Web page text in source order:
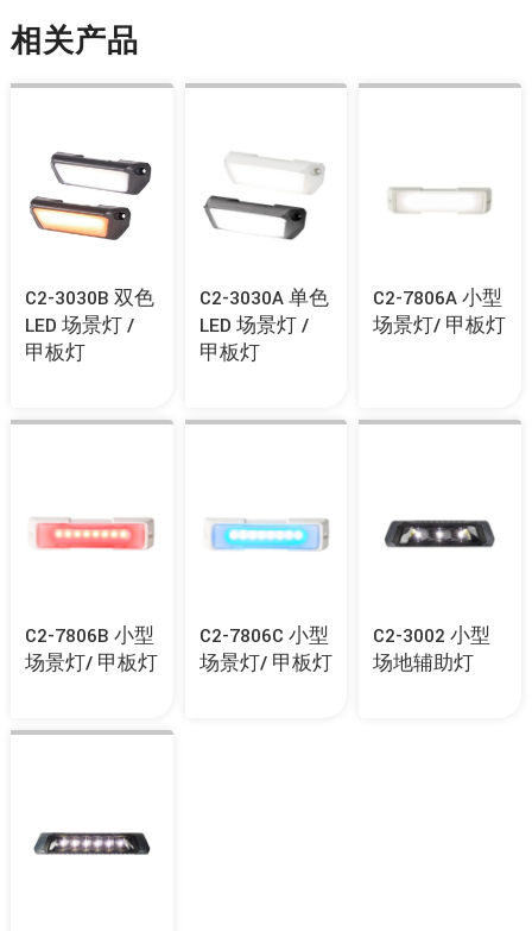
相关产品
C2-3030B 双色
LED 场景灯 /
甲板灯
C2-3030A 单色
LED 场景灯 /
甲板灯
C2-7806A 小型
场景灯/ 甲板灯
C2-7806B 小型
场景灯/ 甲板灯
C2-7806C 小型
场景灯/ 甲板灯
C2-3002 小型
场地辅助灯